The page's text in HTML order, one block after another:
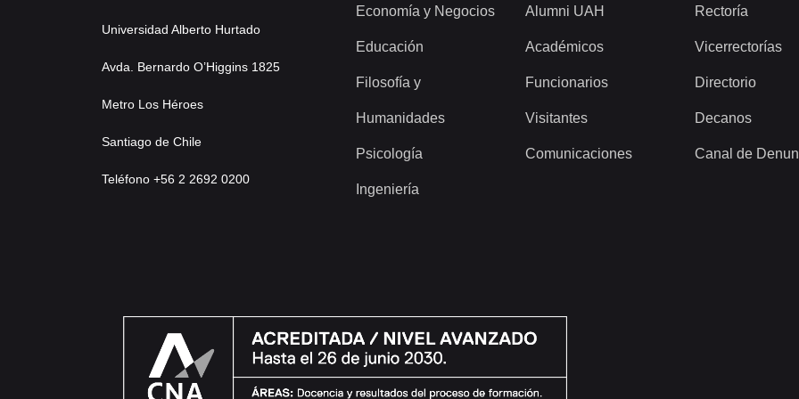
Universidad Alberto Hurtado
Avda. Bernardo O’Higgins 1825
Metro Los Héroes
Santiago de Chile
Teléfono +56 2 2692 0200
Economía y Negocios
Educación
Filosofía y
Humanidades
Psicología
Ingeniería
Alumni UAH
Académicos
Funcionarios
Visitantes
Comunicaciones
Rectoría
Vicerrectorías
Directorio
Decanos
Canal de